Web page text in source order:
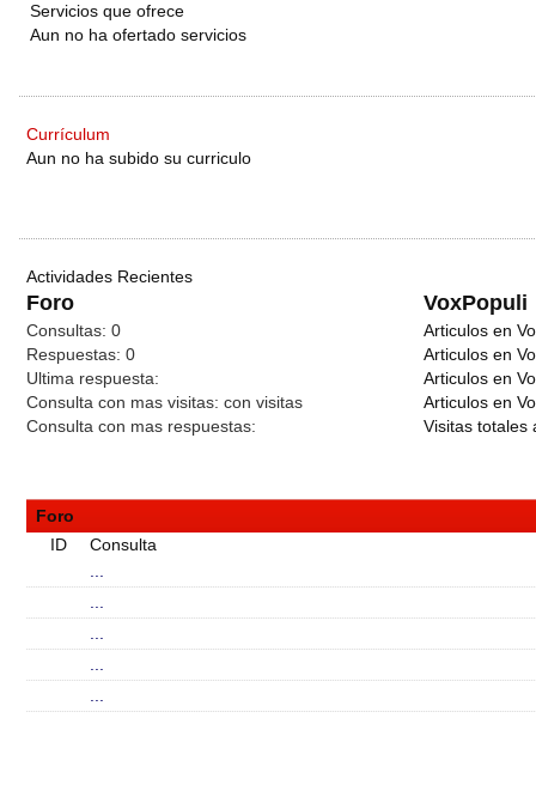
Servicios que ofrece
Aun no ha ofertado servicios
Currículum
Aun no ha subido su curriculo
Actividades Recientes
Foro VoxPopuli
Consultas: 0
Respuestas: 0
Ultima respuesta:
Consulta con mas visitas: con visitas
Consulta con mas respuestas:
Articulos en
Articulos en
Articulos en
Articulos en
Visitas totales
Foro
ID
Consulta